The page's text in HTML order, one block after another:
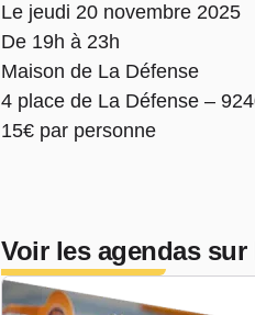
Le jeudi 20 novembre 2025
De 19h à 23h
Maison de La Défense
4 place de La Défense –
15€ par personne
Voir les agendas sur